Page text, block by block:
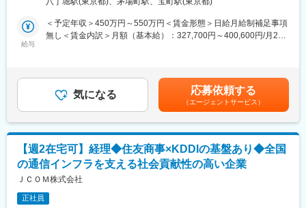
が可能です。
ソリューション事業共に売上高・各種利益共に拡大しておりま
す。
今後は、次のステージを目指して、M＆Aを実施するなど更に業容
を拡大しております。また同社では時短勤務をする社員も複数名
在籍しており、ライフイベントに合わせた働き方のご提示が可能
です。勤務時間の長さではなく、業務成果で評価する風土がある
ため、時間的な制約のある方でも経験を積むことが可能です。
変更の範囲：会社の定める業務
■業務詳細：
ご経験に応じ業務担当者もしくは主任として経理業務をご担当頂
きます。具体的には下記業務がございますが、ご経験やご希望に
・監査法人・顧問税理士との窓口
・資金調達及びキャッシュマネジメント
■募集背景：
現在、当社の財務経理部は名古屋拠点（全6名）にございましが、
2024年6月に本店所在地を東京に移転したことに伴い、より事業
運営に資する経理財務体制を構築するため、2026年1月より東京
本社に経理財務部を新設することになりました。今回はそのスタ
給与
＜予定年収＞450万円～550万円＜賃金形態＞日給月給制補足事項
無し＜賃金内訳＞月額（基本給）：327,700円～400,600円/月20
り、選考を通じて上下する可能性があります。月給(月額)は固定手
当を含めた表記です。
気になる 応募依頼する
（エージェントサービス）
【週2在宅可】経理◆住友商事×KDDIの基盤あり◆全国
の通信インフラを支える社会貢献性の高い企業
ＪＣＯＭ株式会社
正社員